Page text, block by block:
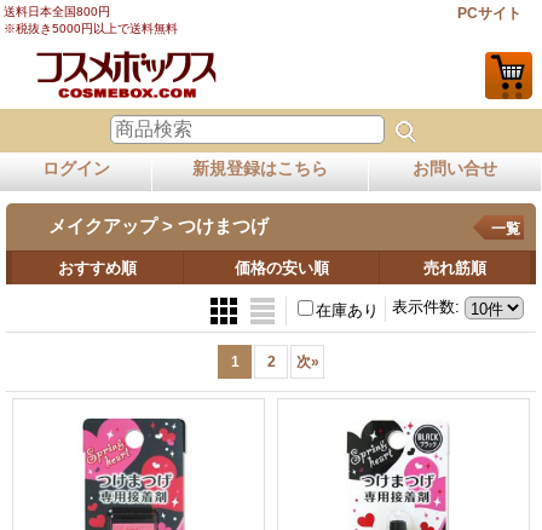
送料日本全国800円
※税抜き5000円以上で送料無料
PCサイト
ログイン 新規登録はこちら お問い合せ
メイクアップ > つけまつげ 一覧
おすすめ順 価格の安い順 売れ筋順
表示件数:
在庫あり
1 2 次»